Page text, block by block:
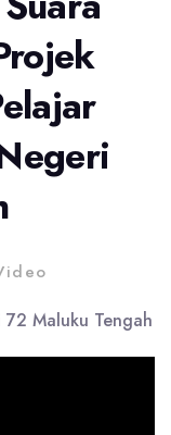
72 Maluku Tengah